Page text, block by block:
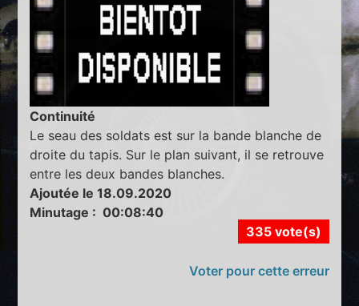
Continuité
Le seau des soldats est sur la bande blanche de
droite du tapis. Sur le plan suivant, il se retrouve
entre les deux bandes blanches.
Ajoutée le 18.09.2020
Minutage : 00:08:40
335 vote(s)
Voter pour cette erreur